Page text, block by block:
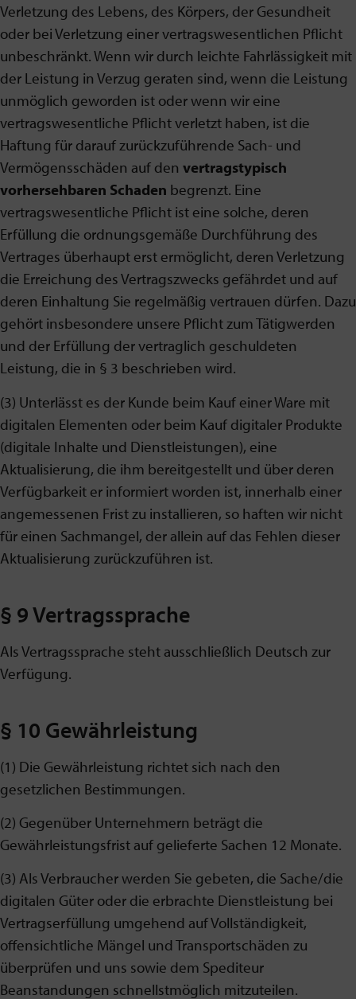
Verletzung des Lebens, des Körpers, der Gesundheit
oder bei Verletzung einer vertragswesentlichen Pflicht
unbeschränkt. Wenn wir durch leichte Fahrlässigkeit mit
der Leistung in Verzug geraten sind, wenn die Leistung
unmöglich geworden ist oder wenn wir eine
vertragswesentliche Pflicht verletzt haben, ist die
Haftung für darauf zurückzuführende Sach- und
Vermögensschäden auf den vertragstypisch
vorhersehbaren Schaden begrenzt. Eine
vertragswesentliche Pflicht ist eine solche, deren
Erfüllung die ordnungsgemäße Durchführung des
Vertrages überhaupt erst ermöglicht, deren Verletzung
die Erreichung des Vertragszwecks gefährdet und auf
deren Einhaltung Sie regelmäßig vertrauen dürfen. Dazu
gehört insbesondere unsere Pflicht zum Tätigwerden
und der Erfüllung der vertraglich geschuldeten
Leistung, die in § 3 beschrieben wird.
(3) Unterlässt es der Kunde beim Kauf einer Ware mit
digitalen Elementen oder beim Kauf digitaler Produkte
(digitale Inhalte und Dienstleistungen), eine
Aktualisierung, die ihm bereitgestellt und über deren
Verfügbarkeit er informiert worden ist, innerhalb einer
angemessenen Frist zu installieren, so haften wir nicht
für einen Sachmangel, der allein auf das Fehlen dieser
Aktualisierung zurückzuführen ist.
§ 9 Vertragssprache
Als Vertragssprache steht ausschließlich Deutsch zur
Verfügung.
§ 10 Gewährleistung
(1) Die Gewährleistung richtet sich nach den
gesetzlichen Bestimmungen.
(2) Gegenüber Unternehmern beträgt die
Gewährleistungsfrist auf gelieferte Sachen 12 Monate.
(3) Als Verbraucher werden Sie gebeten, die Sache/die
digitalen Güter oder die erbrachte Dienstleistung bei
Vertragserfüllung umgehend auf Vollständigkeit,
offensichtliche Mängel und Transportschäden zu
überprüfen und uns sowie dem Spediteur
Beanstandungen schnellstmöglich mitzuteilen.